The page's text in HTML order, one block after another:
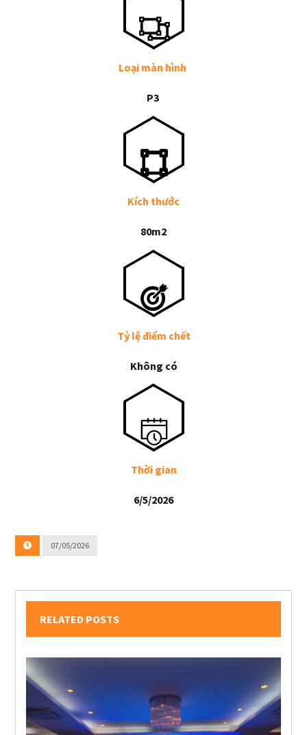
Loại màn hình
P3
Kích thước
80m2
Tỷ lệ điểm chết
Không có
Thời gian
6/5/2026
07/05/2026
RELATED POSTS